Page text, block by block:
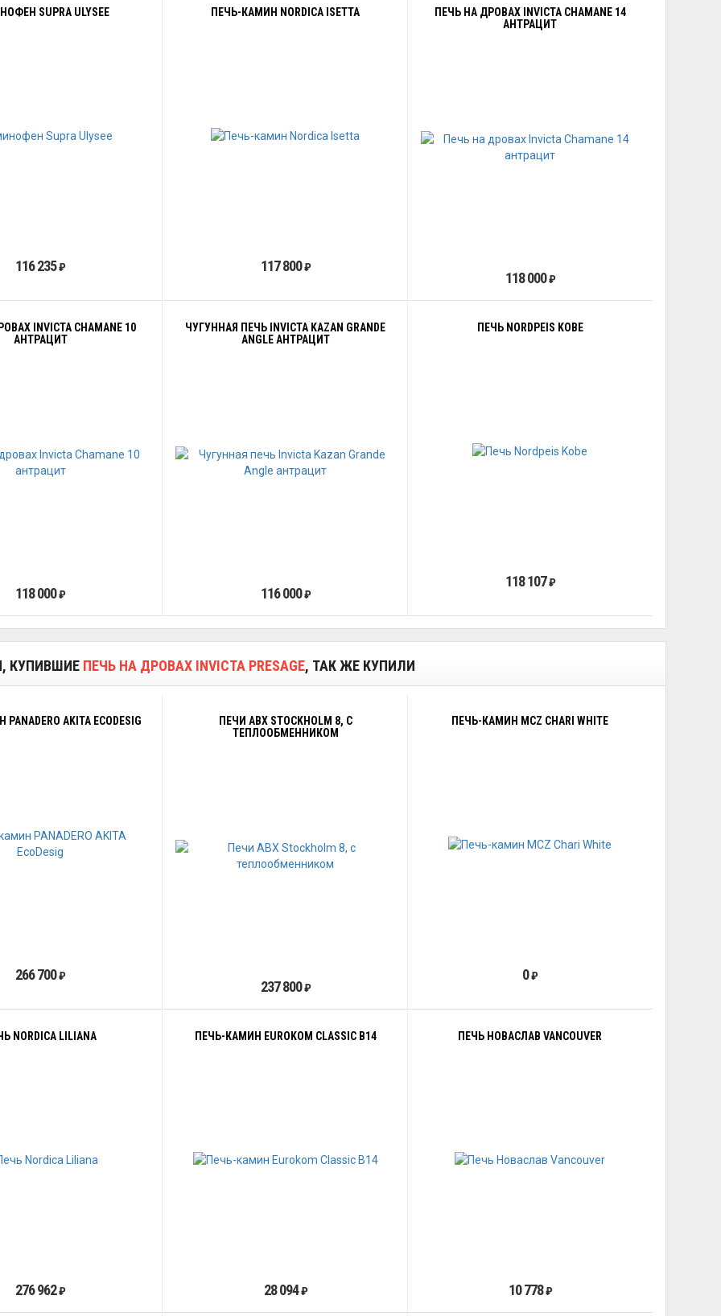
SUPRA ULYSEE
116 235₽
ПЕЧЬ-КАМИН NORDICA ISETTA
117 800₽
ПЕЧЬ НА ДРОВАХ INVICTA CHAMANE 14
АНТРАЦИТ
118 000₽
INVICTA CHAMANE 10
АНТРАЦИТ
118 000₽
ЧУГУННАЯ ПЕЧЬ INVICTA KAZAN GRANDE
ANGLE АНТРАЦИТ
116 000₽
ПЕЧЬ NORDPEIS KOBE
118 107₽
КУПИВШИЕ ПЕЧЬ НА ДРОВАХ INVICTA PRESAGE, ТАК ЖЕ КУПИЛИ
AKITA ECODESIG
266 700₽
ПЕЧИ ABX STOCKHOLM 8, С
ТЕПЛООБМЕННИКОМ
237 800₽
ПЕЧЬ-КАМИН MCZ CHARI WHITE
0₽
NORDICA LILIANA
276 962₽
ПЕЧЬ-КАМИН EUROKOM CLASSIC B14
28 094₽
ПЕЧЬ НОВАСЛАВ VANCOUVER
10 778₽